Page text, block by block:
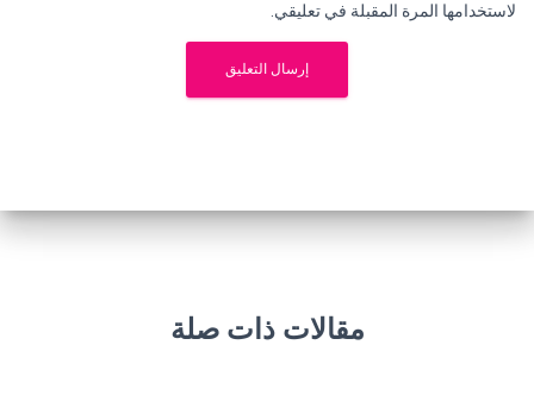
لاستخدامها المرة المقبلة في تعليقي.
مقالات ذات صلة